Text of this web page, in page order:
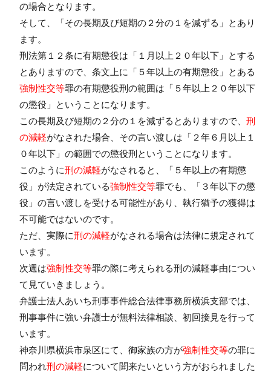
の場合となります。
そして、「その長期及び短期の２分の１を減ずる」とあり
ます。
刑法第１２条に有期懲役は「１月以上２０年以下」とする
とありますので、条文上に「５年以上の有期懲役」とある
強制性交等罪の有期懲役刑の範囲は「５年以上２０年以下
の懲役」ということになります。
この長期及び短期の２分の１を減ずるとありますので、 刑
の減軽がなされた場合、その言い渡しは「２年６月以上１
０年以下」の範囲での懲役刑ということになります。
このように刑の減軽がなされると、「５年以上の有期懲
役」が法定されている強制性交等罪でも、「３年以下の懲
役」の言い渡しを受ける可能性があり、執行猶予の獲得は
不可能ではないのです。
ただ、実際に刑の減軽がなされる場合は法律に規定されて
います。
次週は強制性交等罪の際に考えられる刑の減軽事由につい
て見ていきましょう。
弁護士法人あいち刑事事件総合法律事務所横浜支部では、
刑事事件に強い弁護士が無料法律相談、初回接見を行って
います。
神奈川県横浜市泉区にて、御家族の方が強制性交等の罪に
問われ刑の減軽について聞来たいという方がおられました